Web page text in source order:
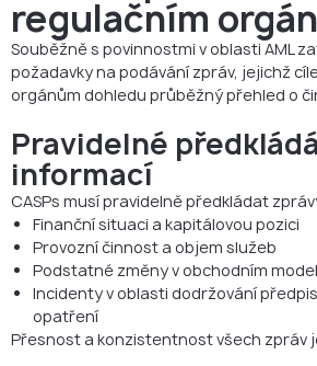
regulačním
Souběžně s povinnostmi v oblasti AML
požadavky na podávání zpráv, jejichž
orgánům dohledu průběžný přehled o
Pravidelné
informací
CASPs musí pravidelně předkládat
Finanční situaci a kapitálovou pozici
Provozní činnost a objem služeb
Podstatné změny v obchodním
Incidenty v oblasti dodržování
opatření
Přesnost a konzistentnost všech zpráv